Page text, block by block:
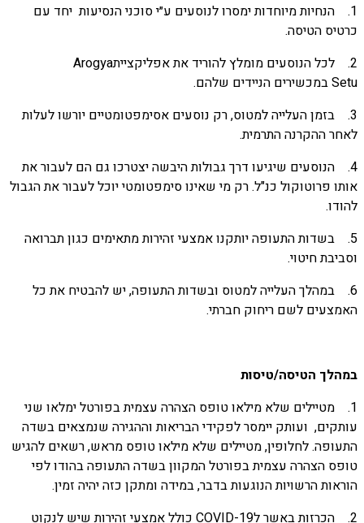
1. הנחיות מיוחדות ימסרו לנוסעים ע״י סוכני הנסיעות יחד עם
כרטיס הטיסה.
2. לכל הנוסעים מומלץ להוריד את אפליקצייתArogya
Setu במכשירים הניידים שלהם.
3. בזמן העלייה למטוס, רק נוסעים אסימפטומטיים יורשו לעלות
לאחר ההקרנה התרמית.
4. הנוסעים שיגיעו דרך גבולות היבשה יצטרכו גם הם לעבור את
אותו פרוטוקול כנ"ל. רק מי שאינו סימפטומטי יוכל לעבור את הגבול
להודו.
5. בשדות התעופה יותקנו אמצעי זהירות מתאימים כגון תברואה
וסביבת חיטוי.
6. במהלך העלייה למטוס ובשדות התעופה, יש להבטיח את כל
האמצעים לשם ריחוק חברתי.
במהלך הטיסה/טיסות
1. מטיילים שלא מילאו טופס הצהרה עצמית בפורטל ימלאו שני
עותקים, ועותק יימסר לפקידי הבריאות וההגירה שנמצאים בשדה
התעופה. לחלופין, מטיילים שלא מילאו טופס מראש, רשאים להגיש
טופס הצהרה עצמית בפורטל המקוון בשדה התעופה בהודו לפי
הוראות הרשויות הנוגעות בדבר, במידה ומתקן כזה יהיה זמין.
2. הכרזות באשר לCOVID-19 כולל אמצעי זהירות שיש לנקוט